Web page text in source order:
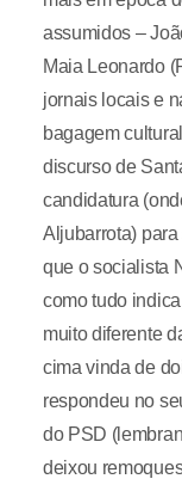
assumidos –
Maia Leonardo
jornais locais e
bagagem
discurso de
candidatura
Aljubarrota)
que o socialista
como tudo
muito diferente
cima vinda de
respondeu no
do PSD
deixou